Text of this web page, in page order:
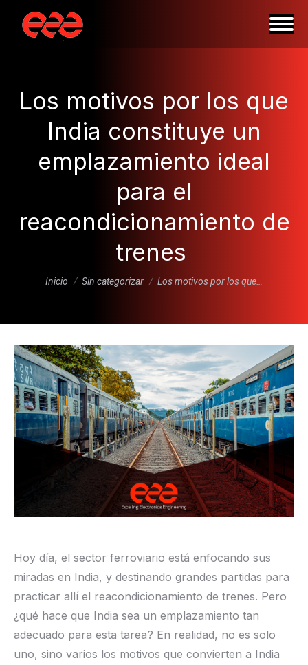
Los motivos por los que
India constituye un
emplazamiento ideal
para el
reacondicionamiento de
trenes
Estás aquí:
Inicio Sin categorizar Los motivos por los que…
Hoy día, el sector ferroviario está enfocando sus
miradas en India, y destinando grandes partidas para
practicar allí el reacondicionamiento de trenes. Pero
¿qué hace que India sea un emplazamiento tan
adecuado para esta tarea? En realidad, no es solo
uno, sino varios los motivos que convierten a India